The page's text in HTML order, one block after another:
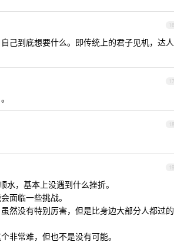
16
己到底想要什么。即传统上的君子见机，达人
17
18
19
，基本上没遇到什么挫折。
面临一些挑战。
然没有特别厉害，但是比身边大部分人都过的
非常难，但也不是没有可能。